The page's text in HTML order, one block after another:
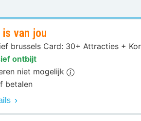
van jou
brussels Card: 30+ Attracties +
ontbijt
niet mogelijk
betalen